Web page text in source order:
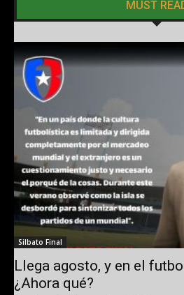
MUST
Silbato Final
Llega agosto, y en el
¿Ahora qué?